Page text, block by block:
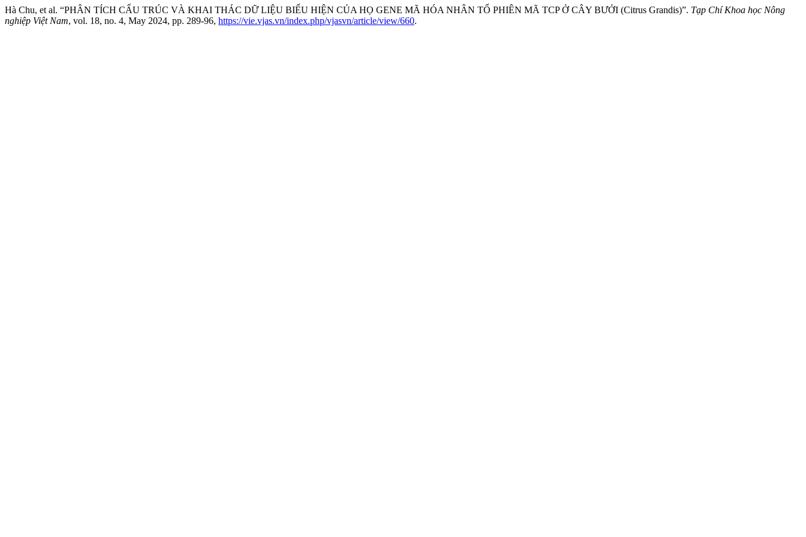
Hà Chu, et al. “PHÂN TÍCH CẤU TRÚC VÀ KHAI THÁC DỮ LIỆU BIỂU HIỆN CỦA HỌ GENE MÃ HÓA NHÂN TỐ PHIÊN MÃ TCP Ở CÂY BƯỞI (Citrus Grandis)”. Tạp Chí Khoa học Nông
nghiệp Việt Nam, vol. 18, no. 4, May 2024, pp. 289-96, https://vie.vjas.vn/index.php/vjasvn/article/view/660.